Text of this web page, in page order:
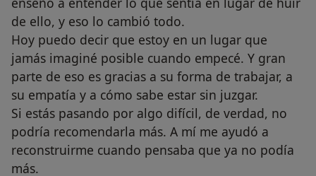
de ello, y eso lo cambió todo.
Hoy puedo decir que estoy en un lugar que
jamás imaginé posible cuando empecé. Y gran
parte de eso es gracias a su forma de trabajar, a
su empatía y a cómo sabe estar sin juzgar.
Si estás pasando por algo difícil, de verdad, no
podría recomendarla más. A mí me ayudó a
reconstruirme cuando pensaba que ya no podía
más.